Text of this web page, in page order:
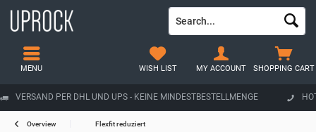
VERSAND PER DHL UND UPS - KEINE MINDESTBESTELLMENGE
SHOPPING CART
WISH LIST MY ACCOUNT
MENU
Overview Flexfit reduziert